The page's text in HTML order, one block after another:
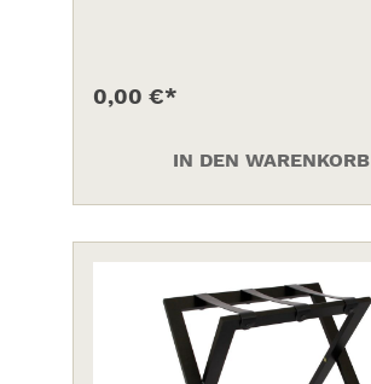
0,00 €*
IN DEN WARENKORB